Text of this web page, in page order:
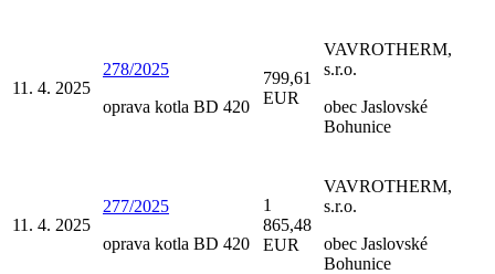
11. 4. 2025
278/2025
oprava kotla BD 420
799,61
EUR
VAVROTHERM,
s.r.o.
obec Jaslovské
Bohunice
11. 4. 2025
277/2025
oprava kotla BD 420
1
865,48
EUR
VAVROTHERM,
s.r.o.
obec Jaslovské
Bohunice